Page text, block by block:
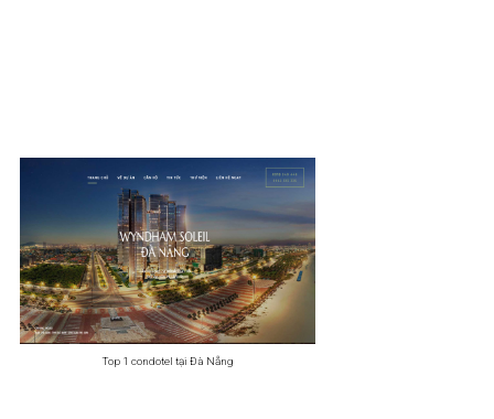
Top 1 condotel tại Đà Nẵng